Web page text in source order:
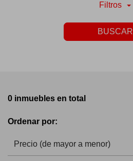
Filtros
BUSCAR
0 inmuebles en total
Ordenar por:
Precio (de mayor a menor)